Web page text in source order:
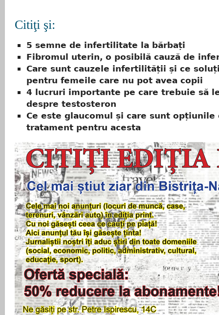
Citiţi şi:
5 semne de infertilitate la bărbați
Fibromul uterin, o posibilă cauză de
Care sunt cauzele infertilității și ce
pentru femeile care nu pot avea copii
4 lucruri importante pe care trebuie să
despre testosteron
Ce este glaucomul și care sunt opțiunile
tratament pentru acesta